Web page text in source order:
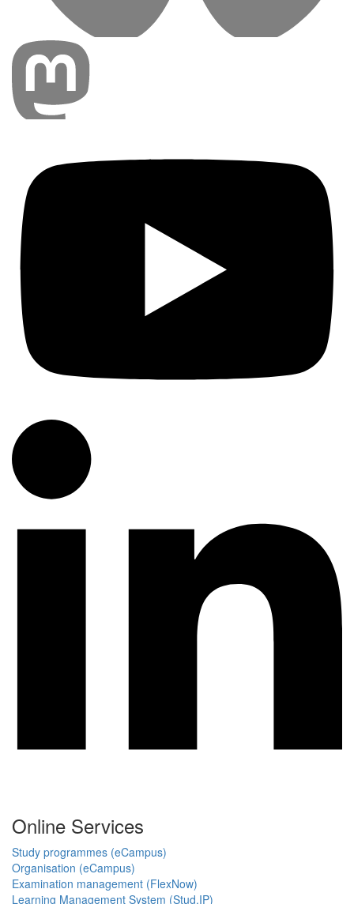
Online Services
Study programmes (eCampus)
Organisation (eCampus)
Examination management (FlexNow)
Learning Management System (Stud.IP)